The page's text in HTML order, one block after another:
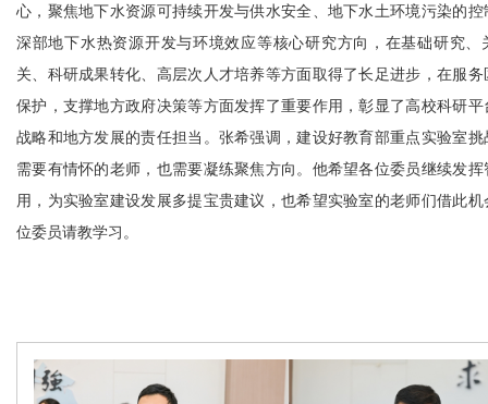
心，聚焦地下水资源可持续开发与供水安全、地下水土环境污染的控
深部地下水热资源开发与环境效应等核心研究方向，在基础研究、
关、科研成果转化、高层次人才培养等方面取得了长足进步，在服务
保护，支撑地方政府决策等方面发挥了重要作用，彰显了高校科研平
战略和地方发展的责任担当。张希强调，建设好教育部重点实验室挑
需要有情怀的老师，也需要凝练聚焦方向。他希望各位委员继续发挥
用，为实验室建设发展多提宝贵建议，也希望实验室的老师们借此机
位委员请教学习。